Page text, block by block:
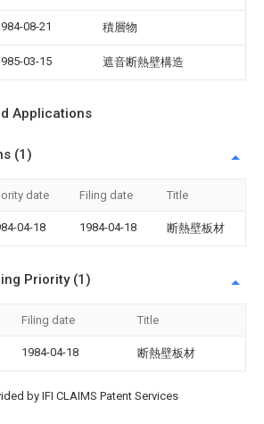
08-21 積層物
03-15 遮音断熱壁構造
Applications
(1)
date Filing date Title
04-18 1984-04-18 断熱壁板材
Priority (1)
Filing date Title
1984-04-18 断熱壁板材
by IFI CLAIMS Patent Services